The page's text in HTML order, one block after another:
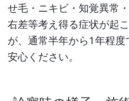
せ毛・ニキビ・知覚異常
右差等考え得る症状が起
が、通常半年から1年程
安心ください。